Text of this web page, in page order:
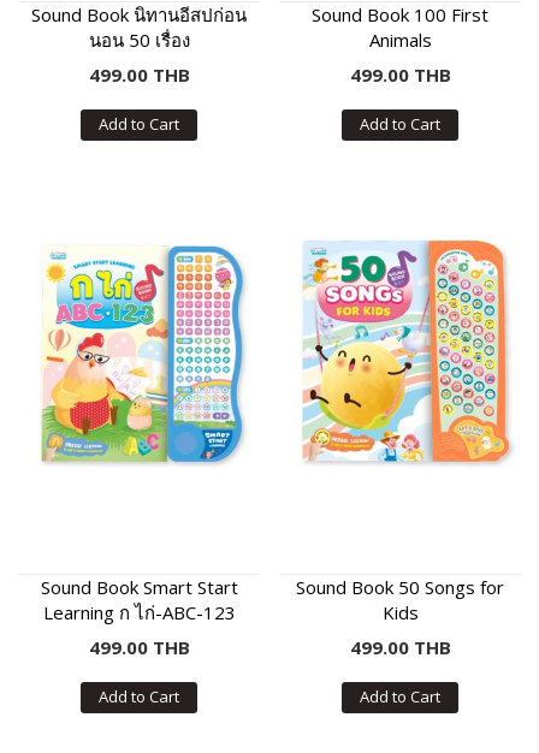
Sound Book นิทานอีสปก่อน
นอน 50 เรื่อง
499.00 THB
Add to Cart
Sound Book 100 First
Animals
499.00 THB
Add to Cart
Sound Book Smart Start
Learning ก ไก่-ABC-123
499.00 THB
Add to Cart
Sound Book 50 Songs for
Kids
499.00 THB
Add to Cart